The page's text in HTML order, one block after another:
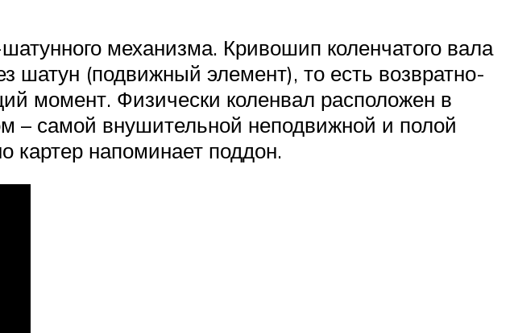
механизма. Кривошип коленчатого вала
шатун (подвижный элемент), то есть возвратно-
момент. Физически коленвал расположен в
– самой внушительной неподвижной и полой
картер напоминает поддон.